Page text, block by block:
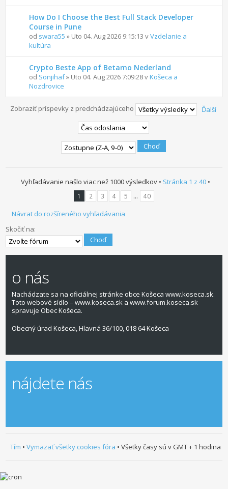
How Do I Choose the Best Full Stack Developer
Course in Pune
od swara55 » Uto 04. Aug 2026 9:15:13 vVzdelanie a
kultúra
Crypto Beste App of Betamo Nederland
od Sonjihaf» Uto 04. Aug 2026 7:09:28 vKošeca a
Nozdrovice
Ďalší
Zobraziť príspevky z predchádzajúceho
Vyhľadávanie našlo viac než 1000 výsledkov • Stránka 1 z 40•
1 2 3 4 5 ... 40
Návrat do rozšíreného vyhľadávania
Skočiť na:
o nás
Nachádzate sa na oficiálnej stránke obce Košeca www.koseca.sk.
Toto webové sídlo – www.koseca.sk a www.forum.koseca.sk
spravuje Obec Košeca.
Obecný úrad Košeca, Hlavná 36/100, 018 64 Košeca
nájdete nás
Tím • Vymazať všetky cookies fóra • Všetky časy sú v GMT + 1 hodina